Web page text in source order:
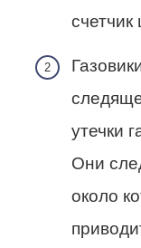
счетчик
утечки
Они
около